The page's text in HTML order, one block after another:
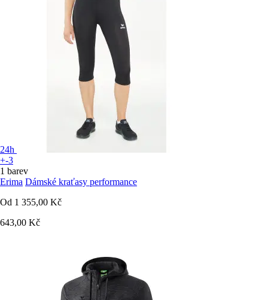
24h
+-3
1 barev
Erima Dámské kraťasy performance
Od 1 355,00 Kč
643,00 Kč